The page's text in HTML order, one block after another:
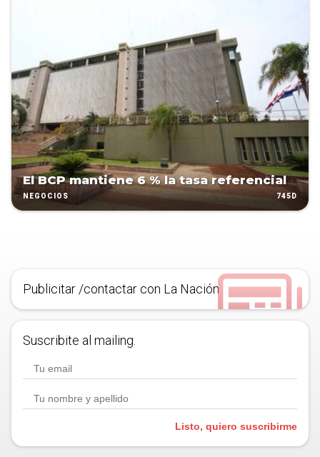
El BCP mantiene 6 % la tasa referencial
NEGOCIOS 745D
Publicitar /contactar con La Nación
Suscribite al mailing.
Listo, quiero suscribirme